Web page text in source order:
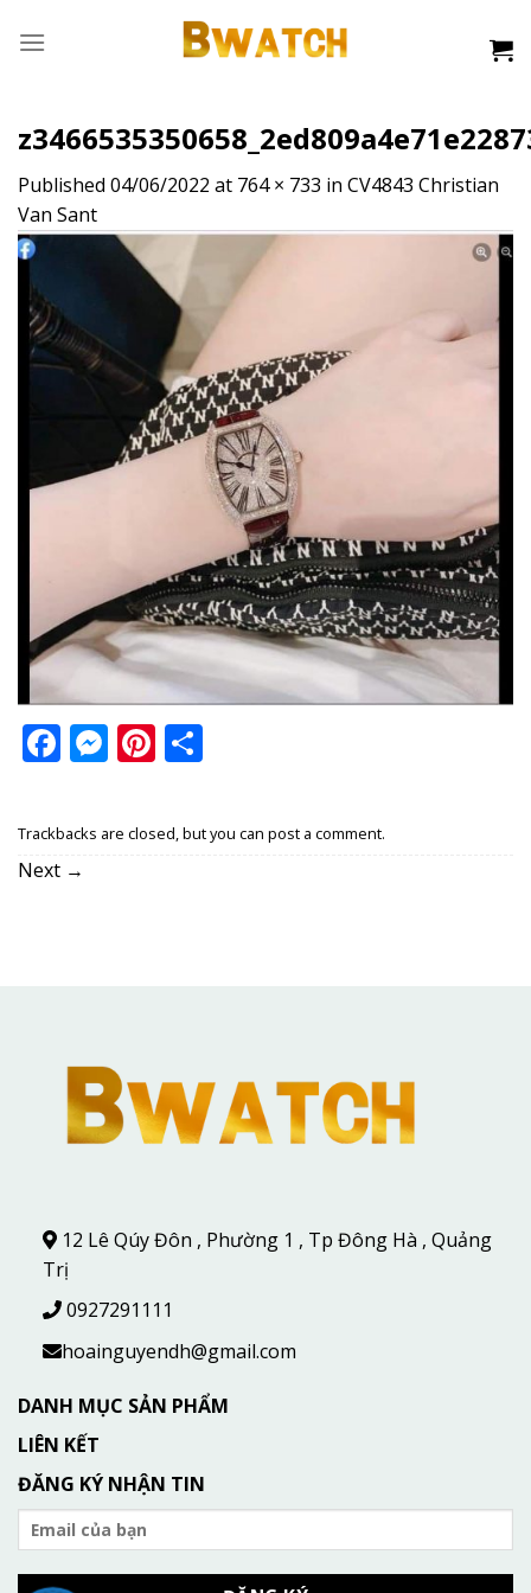
Published 04/06/2022 at 764 × 733 in CV4843 Christian
Van Sant
Facebook
Messenger
Pinterest
Trackbacks are closed, but you can post a comment.
Next →
12 Lê Qúy Đôn , Phường 1 , Tp Đông Hà , Quảng
Trị
0927291111
hoainguyendh@gmail.com
DANH MỤC SẢN PHẨM
LIÊN KẾT
ĐĂNG KÝ NHẬN TIN